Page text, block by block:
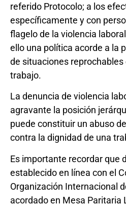
referido Protocolo; a los
específicamente y con
flagelo de la violencia
ello una política acorde a la
de situaciones reprochables
trabajo.
La denuncia de violencia
agravante la posición
puede constituir un abuso
contra la dignidad de una
Es importante recordar que
establecido en línea con el
Organización Internacional
acordado en Mesa Paritaria